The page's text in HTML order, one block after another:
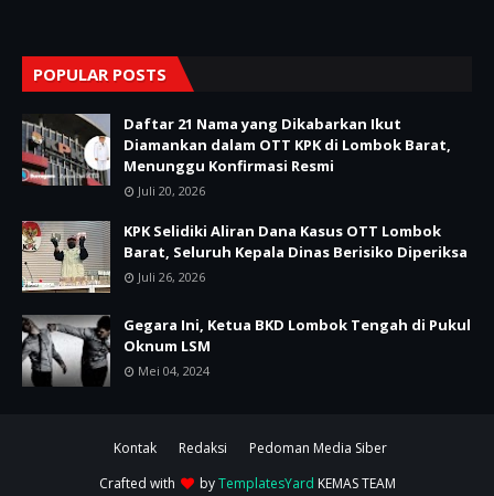
POPULAR POSTS
Daftar 21 Nama yang Dikabarkan Ikut
Diamankan dalam OTT KPK di Lombok Barat,
Menunggu Konfirmasi Resmi
Juli 20, 2026
KPK Selidiki Aliran Dana Kasus OTT Lombok
Barat, Seluruh Kepala Dinas Berisiko Diperiksa
Juli 26, 2026
Gegara Ini, Ketua BKD Lombok Tengah di Pukul
Oknum LSM
Mei 04, 2024
Kontak Redaksi
Pedoman Media Siber
Crafted with
byTemplatesYard KEMAS TEAM